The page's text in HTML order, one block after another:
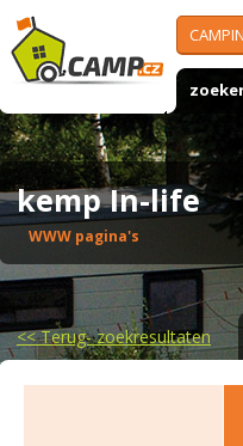
kemp In-life
WWW pagina's
<<Terug- zoekresultaten